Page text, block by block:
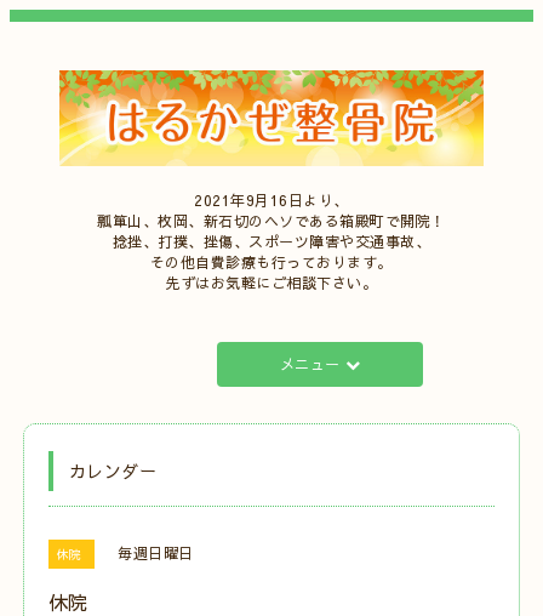
2021年9月16日より、
瓢箪山、枚岡、新石切のヘソである箱殿町で開院！
捻挫、打撲、挫傷、スポーツ障害や交通事故、
その他自費診療も行っております。
先ずはお気軽にご相談下さい。
メニュー
カレンダー
休院 毎週日曜日
休院